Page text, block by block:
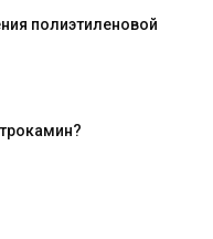
полиэтиленовой